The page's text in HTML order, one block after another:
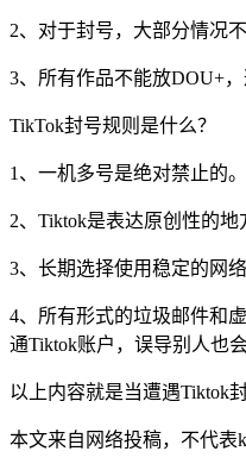
2、对于封号，大部分情况
3、所有作品不能放DOU+
TikTok封号规则是什么？
1、一机多号是绝对禁止的
2、Tiktok是表达原创性的
3、长期选择使用稳定的网
4、所有形式的垃圾邮件和
通Tiktok账户，误导别人也会
以上内容就是当遭遇Tiktok
本文来自网络投稿，不代表